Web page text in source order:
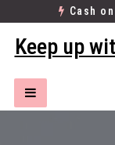
to
content
Cash
Keep up